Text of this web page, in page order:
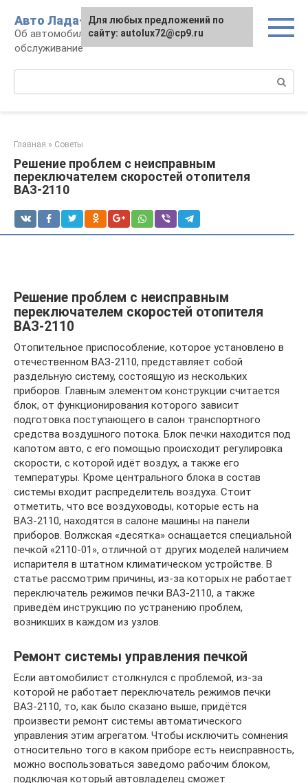
контенту
Авто Лада-люкс
Об автомобилях LADA: эксплуатация и
обслуживание
Главная » Советы
Решение проблем с неисправным
переключателем скоростей отопителя
ВАЗ-2110
Решение проблем с неисправным
переключателем скоростей отопителя
ВАЗ-2110
Отопительное приспособление, которое установлено в
отечественном ВАЗ-2110, представляет собой
раздельную систему, состоящую из нескольких
приборов. Главным элементом конструкции считается
блок, от функционирования которого зависит
подготовка поступающего в салон транспортного
средства воздушного потока. Блок печки находится под
капотом авто, с его помощью происходит регулировка
скорости, с которой идёт воздух, а также его
температуры. Кроме центрального блока в состав
системы входит распределитель воздуха. Стоит
отметить, что все воздуховоды, которые есть на
ВАЗ-2110, находятся в салоне машины на панели
приборов. Волжская «десятка» оснащается специальной
печкой «2110-01», отличной от других моделей наличием
испарителя в штатном климатическом устройстве. В
статье рассмотрим причины, из-за которых не работает
переключатель режимов печки ВАЗ-2110, а также
приведём инструкцию по устранению проблем,
возникших в каждом из узлов.
Ремонт системы управления печкой
Если автомобилист столкнулся с проблемой, из-за
которой не работает переключатель режимов печки
ВАЗ-2110, то, как было сказано выше, придётся
произвести ремонт системы автоматического
управления этим агрегатом. Чтобы исключить сомнения
относительно того в каком приборе есть неисправность,
можно воспользоваться заведомо рабочим блоком,
подключая который автовладелец сможет
Для любых предложений по
сайту: autolux72@cp9.ru